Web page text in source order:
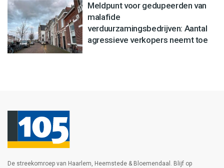
Meldpunt voor gedupeerden van
malafide
verduurzamingsbedrijven: Aantal
agressieve verkopers neemt toe
De streekomroep van Haarlem, Heemstede & Bloemendaal. Blijf op